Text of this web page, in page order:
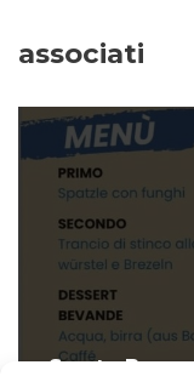
associati
Serata